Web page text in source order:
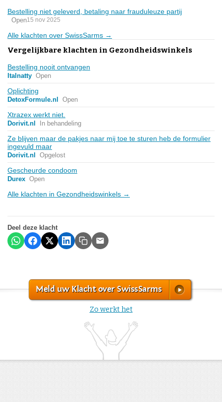
Bestelling niet geleverd, betaling naar frauduleuze partij
Open15 nov 2025
Alle klachten over SwissSarms →
Vergelijkbare klachten in Gezondheidswinkels
Bestelling nooit ontvangen
Italnatty Open
Oplichting
DetoxFormule.nl Open
Xtrazex werkt niet.
Dorivit.nl In behandeling
Ze blijven maar de pakjes naar mij toe te sturen heb de formulier
ingevuld maar
Dorivit.nl Opgelost
Gescheurde condoom
Durex Open
Alle klachten in Gezondheidswinkels →
Deel deze klacht
Meld uw Klacht over SwissSarms
Zo werkt het